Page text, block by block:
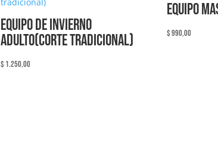
Equipo de invierno
adulto(corte tradicional)
$ 1.250,00
Equipo
$990,00